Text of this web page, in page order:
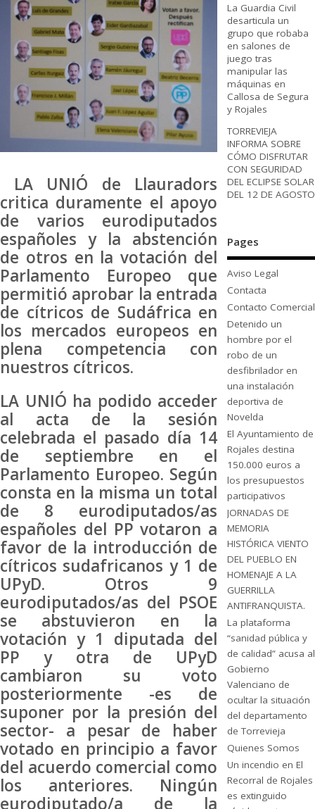
LA UNIÓ de Llauradors
critica duramente el apoyo
de varios eurodiputados
españoles y la abstención
de otros en la votación del
Parlamento Europeo que
permitió aprobar la entrada
de cítricos de Sudáfrica en
los mercados europeos en
plena competencia con
nuestros cítricos.
LA UNIÓ ha podido acceder
al acta de la sesión
celebrada el pasado día 14
de septiembre en el
Parlamento Europeo. Según
consta en la misma un total
de 8 eurodiputados/as
españoles del PP votaron a
favor de la introducción de
cítricos sudafricanos y 1 de
UPyD. Otros 9
eurodiputados/as del PSOE
se abstuvieron en la
votación y 1 diputada del
PP y otra de UPyD
cambiaron su voto
posteriormente -es de
suponer por la presión del
sector- a pesar de haber
votado en principio a favor
del acuerdo comercial como
los anteriores. Ningún
eurodiputado/a de la
La Guardia Civil
desarticula un
grupo que robaba
en salones de
juego tras
manipular las
máquinas en
Callosa de Segura
y Rojales
TORREVIEJA
INFORMA SOBRE
CÓMO DISFRUTAR
CON SEGURIDAD
DEL ECLIPSE SOLAR
DEL 12 DE AGOSTO
Pages
Aviso Legal
Contacta
Contacto Comercial
Detenido un
hombre por el
robo de un
desfibrilador en
una instalación
deportiva de
Novelda
El Ayuntamiento de
Rojales destina
150.000 euros a
los presupuestos
participativos
JORNADAS DE
MEMORIA
HISTÓRICA VIENTO
DEL PUEBLO EN
HOMENAJE A LA
GUERRILLA
ANTIFRANQUISTA.
La plataforma
“sanidad pública y
de calidad” acusa al
Gobierno
Valenciano de
ocultar la situación
del departamento
de Torrevieja
Quienes Somos
Un incendio en El
Recorral de Rojales
es extinguido